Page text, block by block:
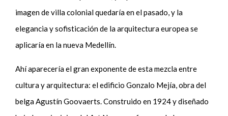
imagen de villa colonial quedaría en el pasado, y la
elegancia y sofisticación de la arquitectura europea se
aplicaría en la nueva Medellín.
Ahí aparecería el gran exponente de esta mezcla entre
cultura y arquitectura: el edificio Gonzalo Mejía, obra del
belga Agustín Goovaerts. Construido en 1924 y diseñado